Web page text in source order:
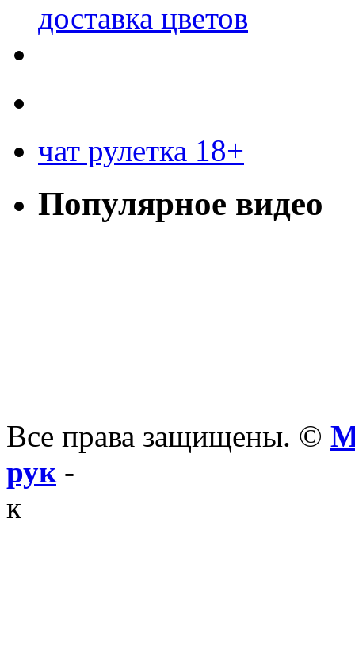
доставка цветов
чат рулетка 18+
Популярное видео
Все права защищены. ©
рук-
к